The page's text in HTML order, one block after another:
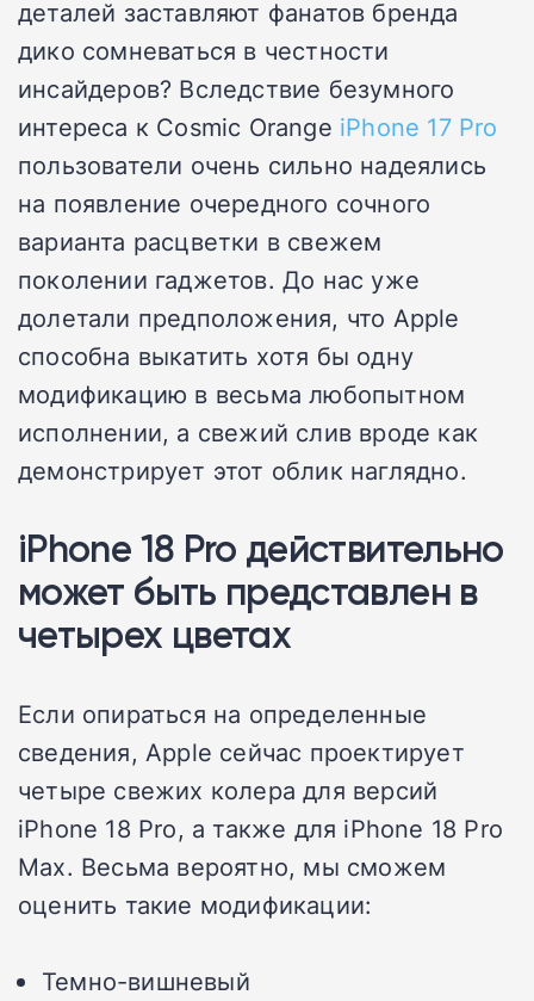
деталей заставляют фанатов бренда
дико сомневаться в честности
инсайдеров? Вследствие безумного
интереса к Cosmic Orange iPhone 17 Pro
пользователи очень сильно надеялись
на появление очередного сочного
варианта расцветки в свежем
поколении гаджетов. До нас уже
долетали предположения, что Apple
способна выкатить хотя бы одну
модификацию в весьма любопытном
исполнении, а свежий слив вроде как
демонстрирует этот облик наглядно.
iPhone 18 Pro действительно
может быть представлен в
четырех цветах
Если опираться на определенные
сведения, Apple сейчас проектирует
четыре свежих колера для версий
iPhone 18 Pro, а также для iPhone 18 Pro
Max. Весьма вероятно, мы сможем
оценить такие модификации:
Темно-вишневый